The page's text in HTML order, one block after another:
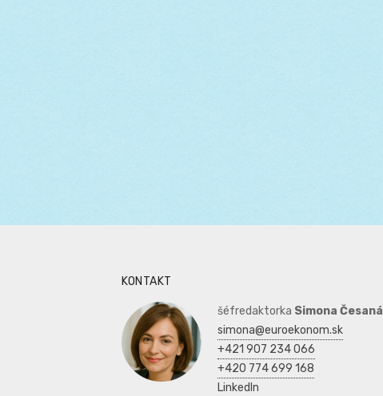
KONTAKT
šéfredaktorka Simona Česaná
simona@euroekonom.sk
+421 907 234 066
+420 774 699 168
LinkedIn